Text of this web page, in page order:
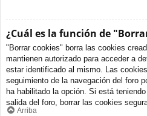
¿Cuál es la función de
"Borrar cookies" borra las cookies
mantienen autorizado para acceder a
estar identificado al mismo. Las
seguimiento de la navegación del foro
ha habilitado la opción. Si está
salida del foro, borrar las cookies
Arriba